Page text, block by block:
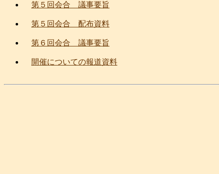
第５回会合 議事要旨
第５回会合 配布資料
第６回会合 議事要旨
開催についての報道資料